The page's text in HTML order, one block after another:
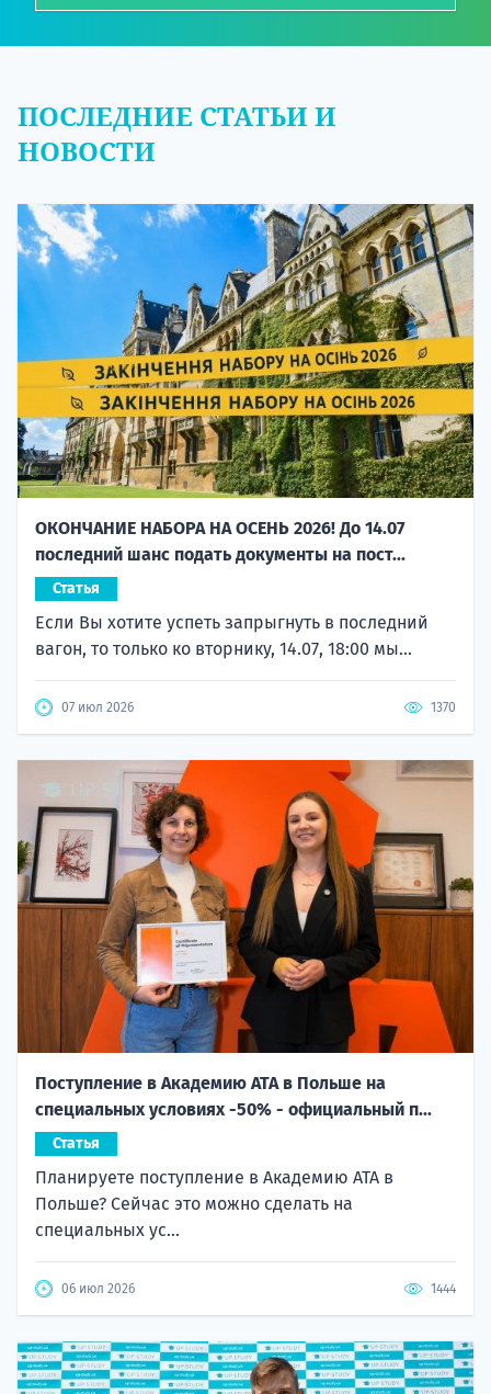
ПОСЛЕДНИЕ СТАТЬИ И
НОВОСТИ
ОКОНЧАНИЕ НАБОРА НА ОСЕНЬ 2026! До 14.07
последний шанс подать документы на пост...
Статья
Если Вы хотите успеть запрыгнуть в последний
вагон, то только ко вторнику, 14.07, 18:00 мы...
07 июл 2026 1370
Поступление в Академию ATA в Польше на
специальных условиях -50% - официальный п...
Статья
Планируете поступление в Академию ATA в
Польше? Сейчас это можно сделать на
специальных ус...
06 июл 2026 1444